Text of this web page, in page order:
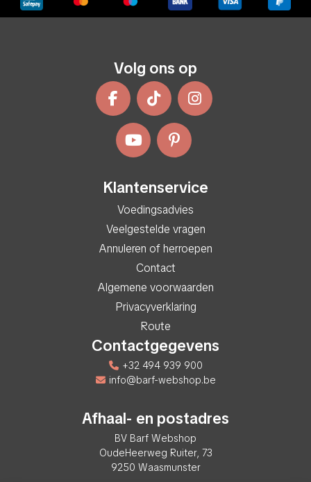
Volg ons op
Klantenservice
Voedingsadvies
Veelgestelde vragen
Annuleren of herroepen
Contact
Algemene voorwaarden
Privacyverklaring
Route
Contactgegevens
+32 494 939 900
info@barf-webshop.be
Afhaal- en postadres
BV Barf Webshop
OudeHeerweg Ruiter, 73
9250 Waasmunster